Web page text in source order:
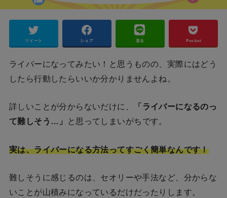
ツイート シェア 送る Pocket
ライバーになってみたい！と思うものの、実際にはどう
したら行動したらいいか分かりませんよね。
詳しいことが分からないだけに、
「ライバーになるのっ
て難しそう…」
と思ってしまいがちです。
実は、ライバーになる方法ってすごく簡単なんです！
難しそうに感じるのは、セオリーや手法など、分からな
いことが山積みになっているだけだったりします。